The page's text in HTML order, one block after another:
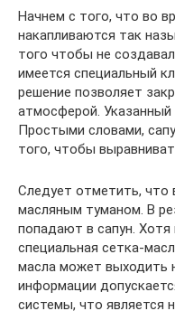
Начнем с того, что во
накапливаются так
того чтобы не
имеется специальный
решение позволяет
атмосферой. Указанный
Простыми словами,
того, чтобы
Следует отметить, что
масляным туманом. В
попадают в сапун. Хотя
специальная сетка-
масла может выходить
информации
системы, что является